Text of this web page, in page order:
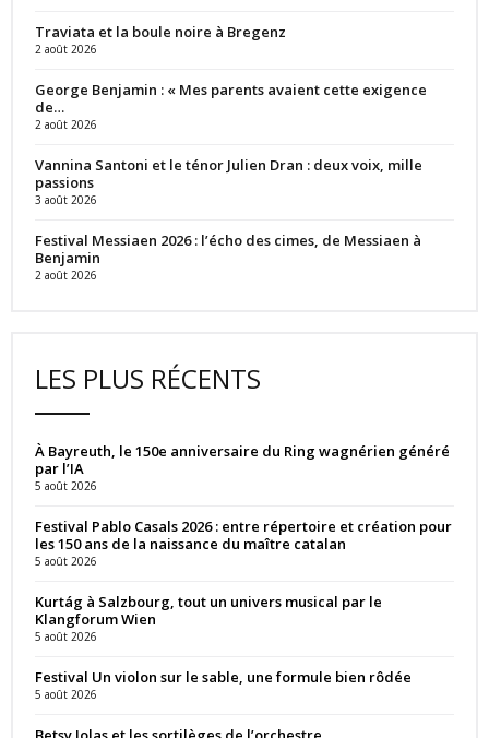
Traviata et la boule noire à Bregenz
2 août 2026
George Benjamin : « Mes parents avaient cette exigence
de…
2 août 2026
Vannina Santoni et le ténor Julien Dran : deux voix, mille
passions
3 août 2026
Festival Messiaen 2026 : l’écho des cimes, de Messiaen à
Benjamin
2 août 2026
LES PLUS RÉCENTS
À Bayreuth, le 150e anniversaire du Ring wagnérien généré
par l’IA
5 août 2026
Festival Pablo Casals 2026 : entre répertoire et création pour
les 150 ans de la naissance du maître catalan
5 août 2026
Kurtág à Salzbourg, tout un univers musical par le
Klangforum Wien
5 août 2026
Festival Un violon sur le sable, une formule bien rôdée
5 août 2026